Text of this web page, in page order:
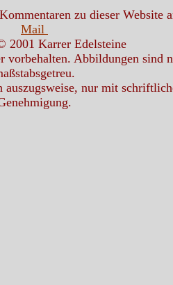
zu dieser Website
Mail
2001 Karrer Edelsteine
vorbehalten. Abbildungen sind
auszugsweise, nur mit